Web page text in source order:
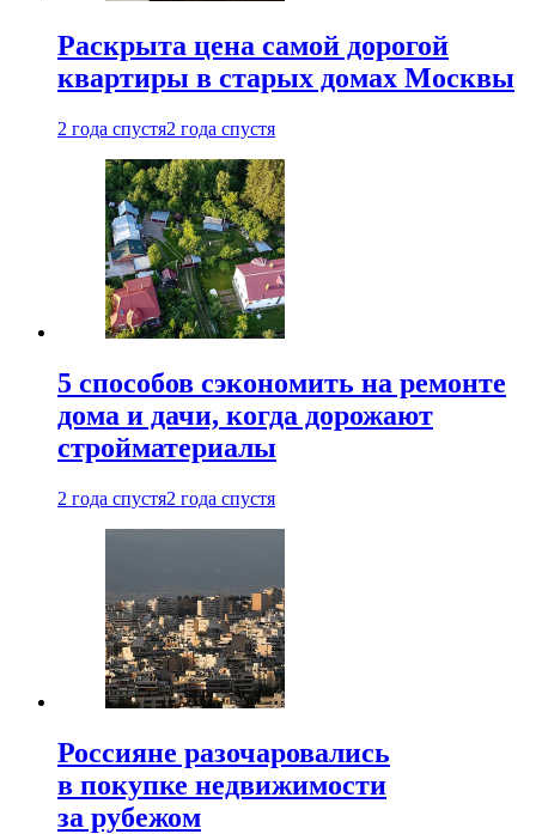
Раскрыта цена самой дорогой
квартиры в старых домах Москвы
2 года спустя2 года спустя
5 способов сэкономить на ремонте
дома и дачи, когда дорожают
стройматериалы
2 года спустя2 года спустя
Россияне разочаровались
в покупке недвижимости
за рубежом